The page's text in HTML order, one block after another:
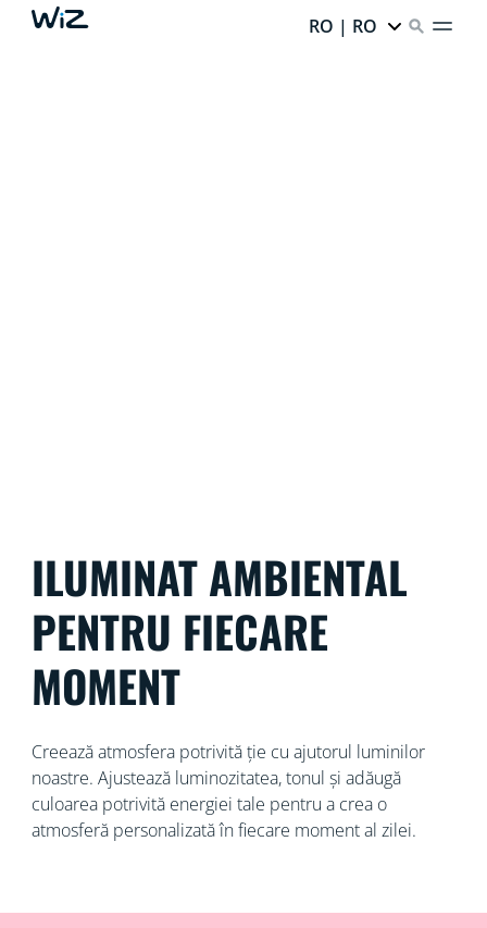
RO | RO
ILUMINAT AMBIENTAL
PENTRU FIECARE
MOMENT
Creează atmosfera potrivită ție cu ajutorul luminilor
noastre. Ajustează luminozitatea, tonul și adăugă
culoarea potrivită energiei tale pentru a crea o
atmosferă personalizată în fiecare moment al zilei.